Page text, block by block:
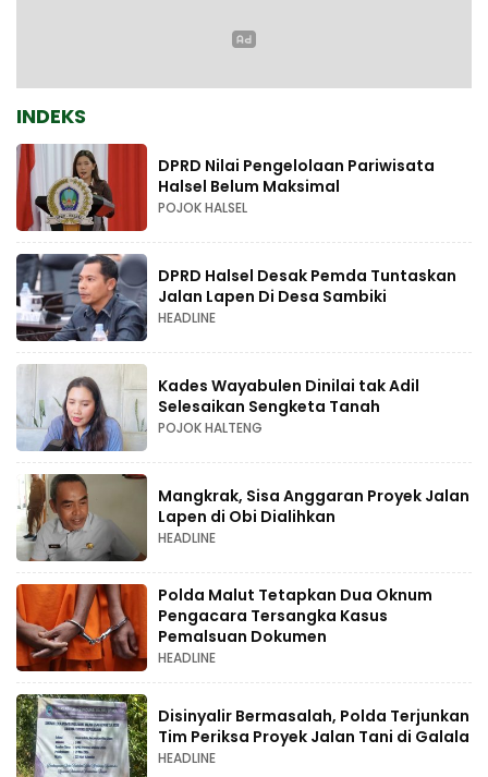
INDEKS
DPRD Nilai Pengelolaan Pariwisata
Halsel Belum Maksimal
POJOK HALSEL
DPRD Halsel Desak Pemda Tuntaskan
Jalan Lapen Di Desa Sambiki
HEADLINE
Kades Wayabulen Dinilai tak Adil
Selesaikan Sengketa Tanah
POJOK HALTENG
Mangkrak, Sisa Anggaran Proyek Jalan
Lapen di Obi Dialihkan
HEADLINE
Polda Malut Tetapkan Dua Oknum
Pengacara Tersangka Kasus
Pemalsuan Dokumen
HEADLINE
Disinyalir Bermasalah, Polda Terjunkan
Tim Periksa Proyek Jalan Tani di Galala
HEADLINE